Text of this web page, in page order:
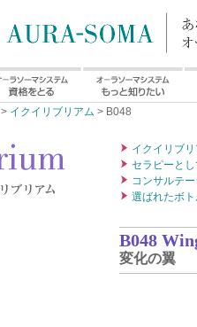
> イクイリブリアム > B048
イクイリブ
セラピーと
コンサルテ
選ばれたボ
B048
変化の翼